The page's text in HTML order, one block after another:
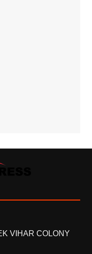
VIHAR COLONY